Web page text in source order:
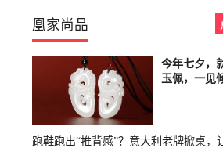
凰家尚品
今年七夕，
玉佩，一见
跑鞋跑出“推背感”？意大利老牌掀桌，
已结束